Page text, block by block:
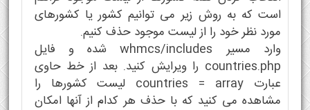
است که به روش زیر می توانیم کشور یا کشورهای
مورد نظر خود را از لیست موجود حذف کنیم.
وارد مسیر whmcs/includes شده و فایل
countries.php را ویرایش کنید. بعد از خط حاوی
عبارت countries = array لیست کشورها را
مشاهده می کنید که با حذف هر کدام از آنها امکان